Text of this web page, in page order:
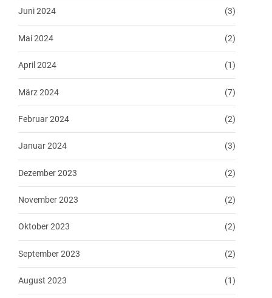
Juni 2024 (3)
Mai 2024 (2)
April 2024 (1)
März 2024 (7)
Februar 2024 (2)
Januar 2024 (3)
Dezember 2023 (2)
November 2023 (2)
Oktober 2023 (2)
September 2023 (2)
August 2023 (1)